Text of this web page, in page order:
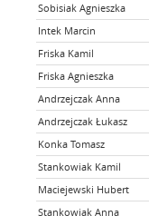
Sobisiak Agnieszka
Intek Marcin
Friska Kamil
Friska Agnieszka
Andrzejczak Anna
Andrzejczak Łukasz
Konka Tomasz
Stankowiak Kamil
Maciejewski Hubert
Stankowiak Anna